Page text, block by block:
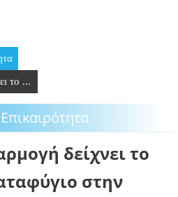
το ...
δείχνει το
στην